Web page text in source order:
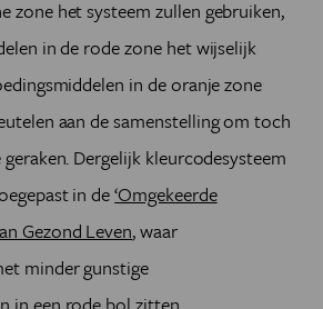
zone het systeem zullen gebruiken,
in de rode zone het wijselijk
in de oranje zone
aan de samenstelling om toch
Dergelijk kleurcodesysteem
in de‘Omgekeerde
Gezond Leven, waar
minder gunstige